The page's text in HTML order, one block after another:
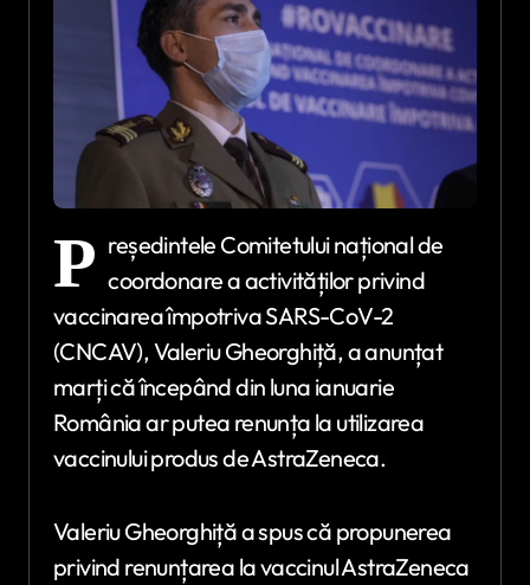
P reședintele Comitetului național de
coordonare a activităților privind
vaccinarea împotriva SARS-CoV-2
(CNCAV), Valeriu Gheorghiță, a anunțat
marți că începând din luna ianuarie
România ar putea renunța la utilizarea
vaccinului produs de AstraZeneca.
Valeriu Gheorghiță a spus că propunerea
privind renunțarea la vaccinul AstraZeneca